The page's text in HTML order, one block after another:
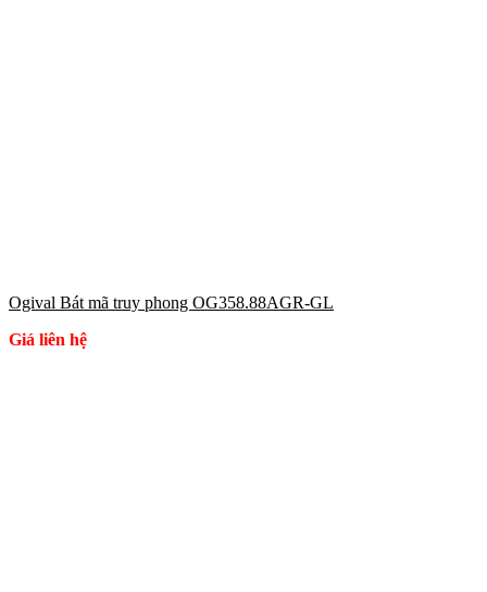
Ogival Bát mã truy phong OG358.88AGR-GL
Giá liên hệ